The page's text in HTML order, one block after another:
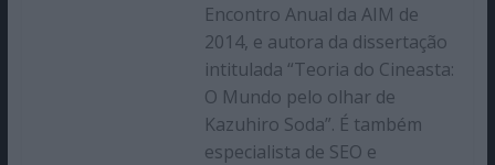
Encontro Anual da AIM de
2014, e autora da dissertação
intitulada “Teoria do Cineasta:
O Mundo pelo olhar de
Kazuhiro Soda”. É também
especialista de SEO e